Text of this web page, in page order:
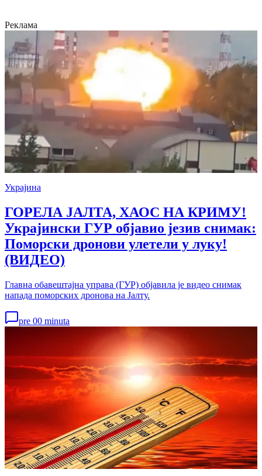
Реклама
Украјина
ГОРЕЛА ЈАЛТА, ХАОС НА КРИМУ!
Украјински ГУР објавио језив снимак:
Поморски дронови улетели у луку!
(ВИДЕО)
Главна обавештајна управа (ГУР) објавила је видео снимак
напада поморских дронова на Јалту.
pre 00 minuta